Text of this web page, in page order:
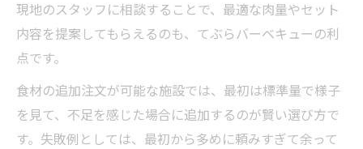
現地のスタッフに相談することで、最適な肉量やセット
内容を提案してもらえるのも、てぶらバーベキューの利
点です。
食材の追加注文が可能な施設では、最初は標準量で様子
を見て、不足を感じた場合に追加するのが賢い選び方で
す。失敗例としては、最初から多めに頼みすぎて余って